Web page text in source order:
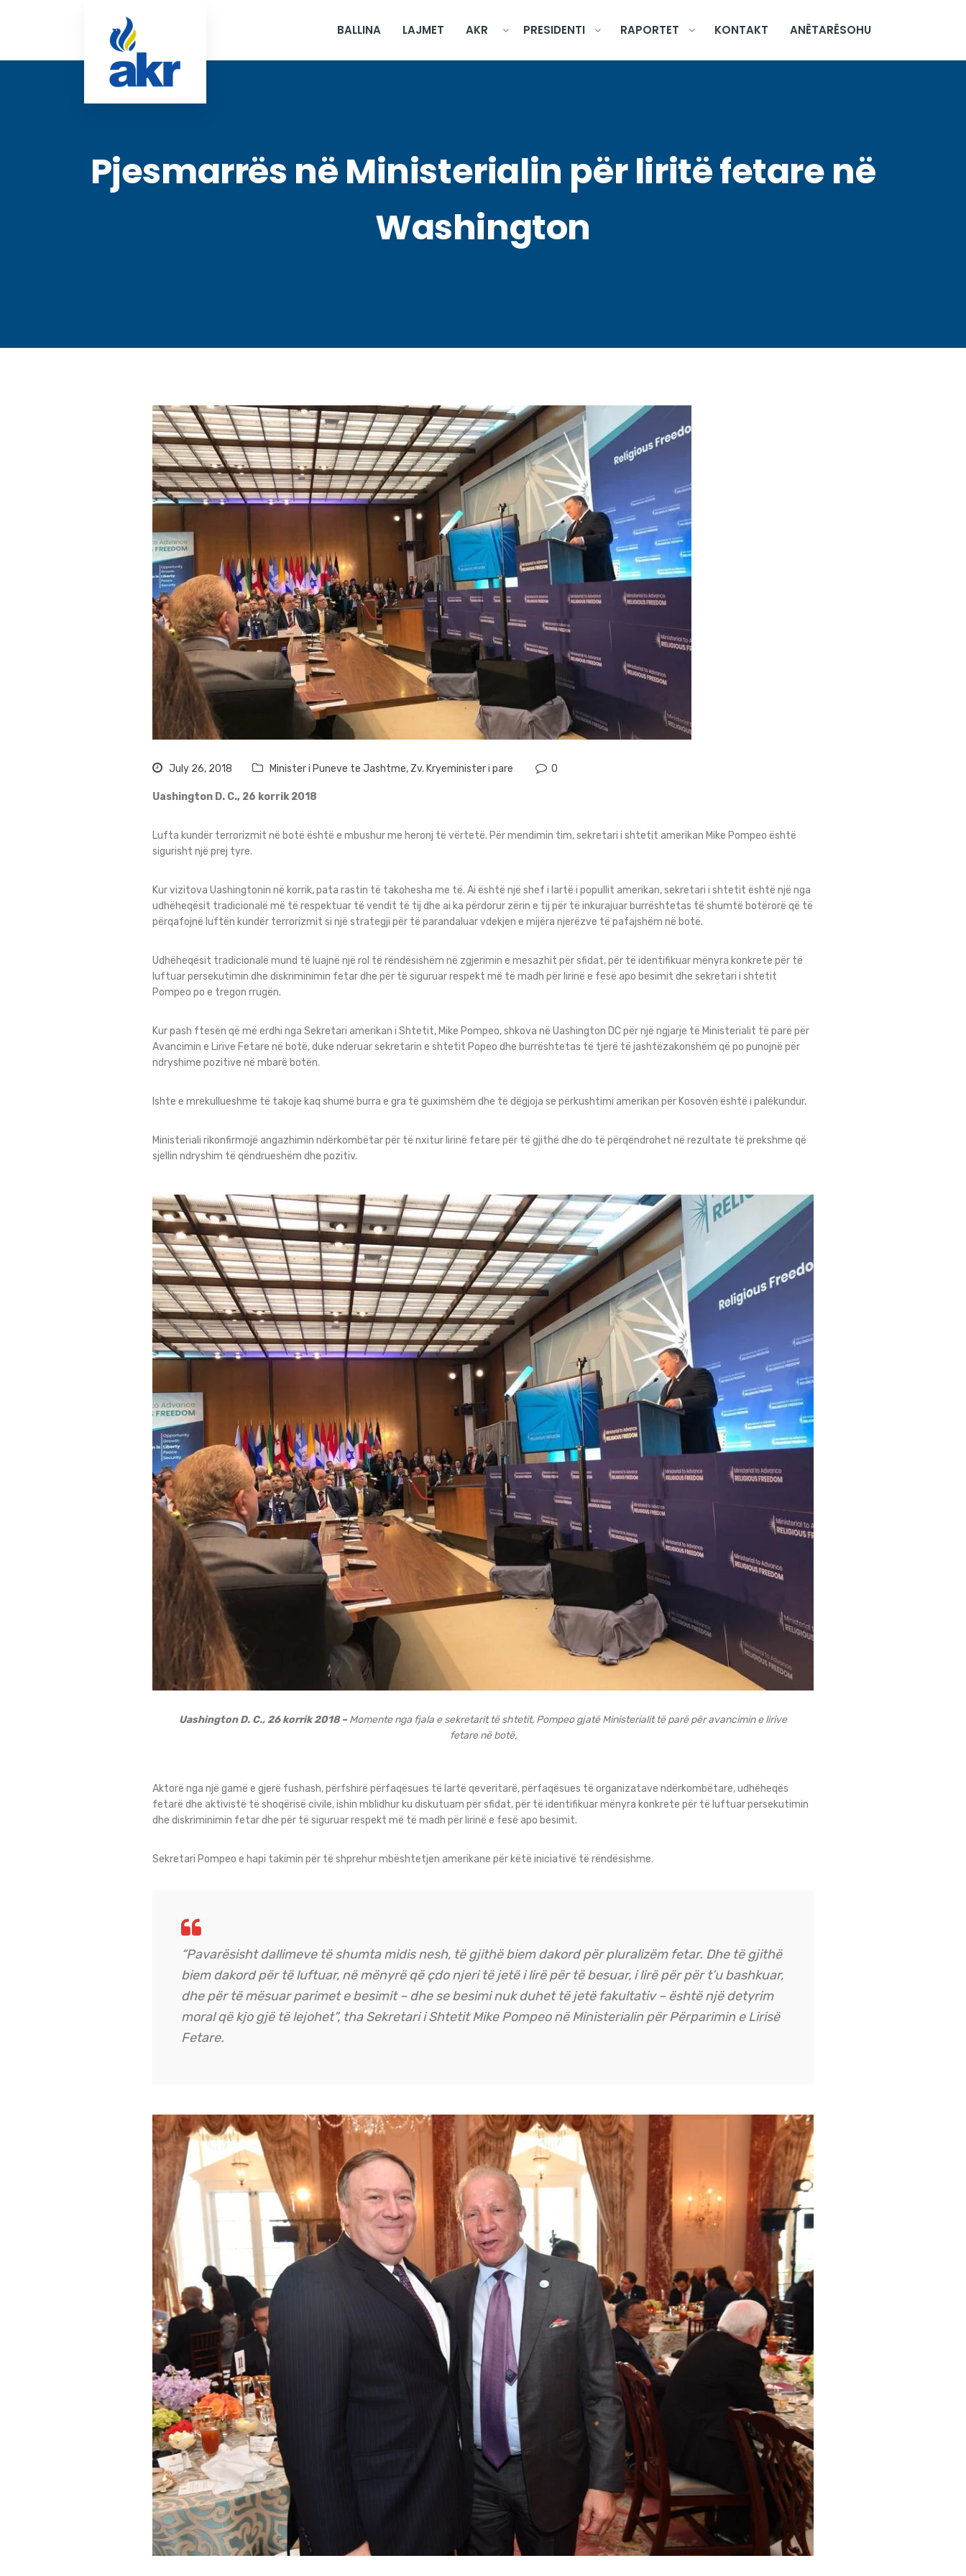
BALLINA LAJMET AKR PRESIDENTI RAPORTET KONTAKT ANËTARËSOHU
Pjesmarrës në Ministerialin për liritë fetare në
Washington
July 26, 2018 Minister i Puneve te Jashtme, Zv. Kryeminister i pare 0
Uashington D. C., 26 korrik 2018
Lufta kundër terrorizmit në botë është e mbushur me heronj të vërtetë. Për mendimin tim, sekretari i shtetit amerikan Mike Pompeo është
sigurisht një prej tyre.
Kur vizitova Uashingtonin në korrik, pata rastin të takohesha me të. Ai është një shef i lartë i popullit amerikan, sekretari i shtetit është një nga
udhëheqësit tradicionalë më të respektuar të vendit të tij dhe ai ka përdorur zërin e tij për të inkurajuar burrështetas të shumtë botërorë që të
përqafojnë luftën kundër terrorizmit si një strategji për të parandaluar vdekjen e mijëra njerëzve të pafajshëm në botë.
Udhëheqësit tradicionalë mund të luajnë një rol të rëndësishëm në zgjerimin e mesazhit për sfidat, për të identifikuar mënyra konkrete për të
luftuar persekutimin dhe diskriminimin fetar dhe për të siguruar respekt më të madh për lirinë e fesë apo besimit dhe sekretari i shtetit
Pompeo po e tregon rrugën.
Kur pash ftesën që më erdhi nga Sekretari amerikan i Shtetit, Mike Pompeo, shkova në Uashington DC për një ngjarje të Ministerialit të parë për
Avancimin e Lirive Fetare në botë, duke nderuar sekretarin e shtetit Popeo dhe burrështetas të tjerë të jashtëzakonshëm që po punojnë për
ndryshime pozitive në mbarë botën.
Ishte e mrekullueshme të takoje kaq shumë burra e gra të guximshëm dhe të dëgjoja se përkushtimi amerikan për Kosovën është i palëkundur.
Ministeriali rikonfirmojë angazhimin ndërkombëtar për të nxitur lirinë fetare për të gjithë dhe do të përqëndrohet në rezultate të prekshme që
sjellin ndryshim të qëndrueshëm dhe pozitiv.
Uashington D. C., 26 korrik 2018 –Momente nga fjala e sekretarit të shtetit, Pompeo gjatë Ministerialit të parë për avancimin e lirive
fetare në botë,
Aktorë nga një gamë e gjerë fushash, përfshirë përfaqësues të lartë qeveritarë, përfaqësues të organizatave ndërkombëtare, udhëheqës
fetarë dhe aktivistë të shoqërisë civile, ishin mblidhur ku diskutuam për sfidat, për të identifikuar mënyra konkrete për të luftuar persekutimin
dhe diskriminimin fetar dhe për të siguruar respekt më të madh për lirinë e fesë apo besimit.
Sekretari Pompeo e hapi takimin për të shprehur mbështetjen amerikane për këtë iniciativë të rëndësishme.
“Pavarësisht dallimeve të shumta midis nesh, të gjithë biem dakord për pluralizëm fetar. Dhe të gjithë
biem dakord për të luftuar, në mënyrë që çdo njeri të jetë i lirë për të besuar, i lirë për për t’u bashkuar,
dhe për të mësuar parimet e besimit – dhe se besimi nuk duhet të jetë fakultativ – është një detyrim
moral që kjo gjë të lejohet”, tha Sekretari i Shtetit Mike Pompeo në Ministerialin për Përparimin e Lirisë
Fetare.